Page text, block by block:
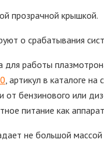
прозрачной крышкой.
о срабатывания
для работы
, артикул в каталоге
от бензинового или
питание как
не большой